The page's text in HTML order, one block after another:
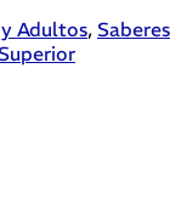
Adultos, Saberes